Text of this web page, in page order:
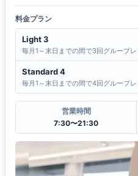
料金プラン
Light 3
毎月1～末日までの間で3回グループ
Standard 4
毎月1～末日までの間で4回グループ
営業時間
7:30〜21:30